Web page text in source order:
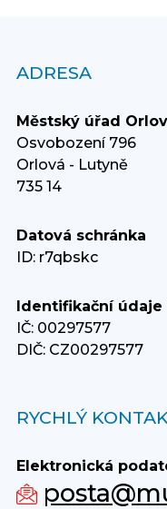
ADRESA
Městský úřad
Osvobození 796
Orlová - Lutyně
735 14
Datová schránka
ID: r7qbskc
Identifikační údaje
IČ: 00297577
DIČ: CZ00297577
RYCHLÝ
Elektronická